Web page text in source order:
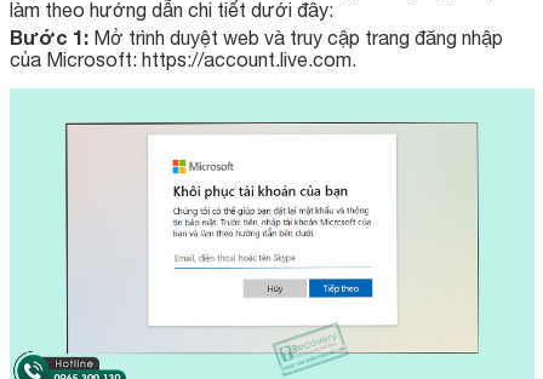
làm theo hướng dẫn chi tiết dưới đây:
Bước 1:Mở trình duyệt web và truy cập trang đăng nhập
của Microsoft: https://account.live.com.